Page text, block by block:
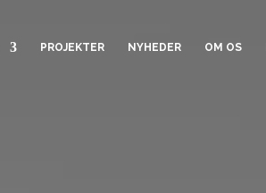
PROJEKTER NYHEDER OM OS